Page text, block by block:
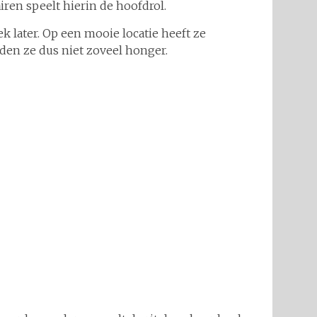
speelt hierin de hoofdrol.
later. Op een mooie locatie heeft ze
ze dus niet zoveel honger.